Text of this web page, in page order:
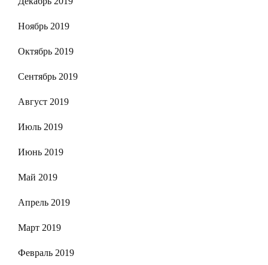
Ноябрь 2019
Октябрь 2019
Сентябрь 2019
Август 2019
Июль 2019
Июнь 2019
Май 2019
Апрель 2019
Март 2019
Февраль 2019